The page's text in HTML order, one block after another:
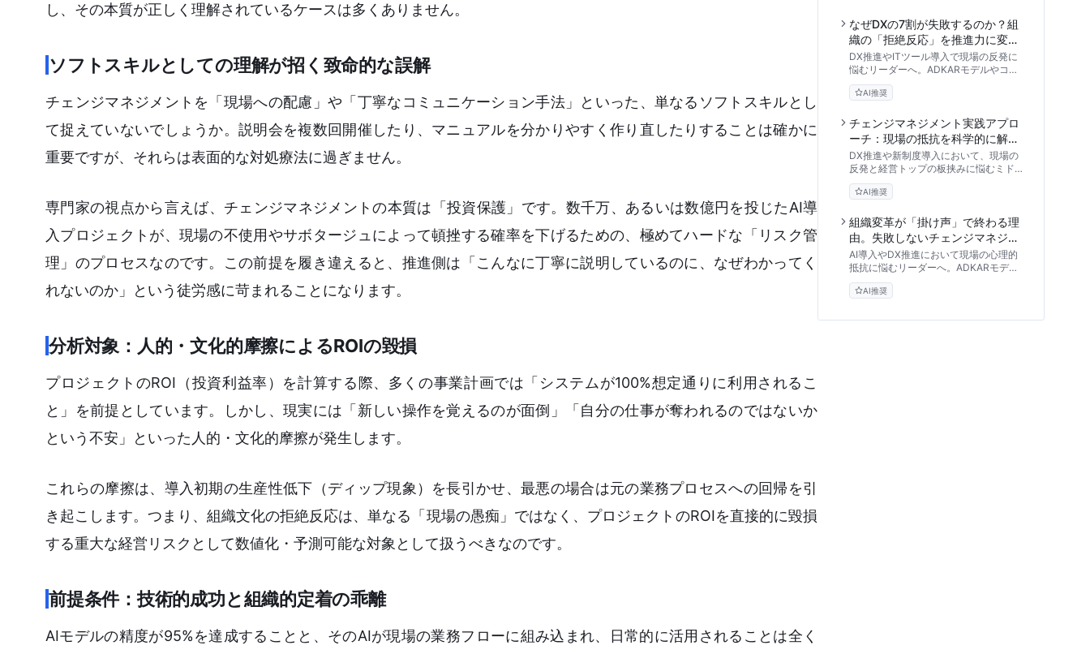
し、その本質が正しく理解されているケースは多くありません。
ソフトスキルとしての理解が招く致命的な誤解
チェンジマネジメントを「現場への配慮」や「丁寧なコミュニケーション手法」といった、単なるソフトスキルとし
て捉えていないでしょうか。説明会を複数回開催したり、マニュアルを分かりやすく作り直したりすることは確かに
重要ですが、それらは表面的な対処療法に過ぎません。
専門家の視点から言えば、チェンジマネジメントの本質は「投資保護」です。数千万、あるいは数億円を投じたAI導
入プロジェクトが、現場の不使用やサボタージュによって頓挫する確率を下げるための、極めてハードな「リスク管
理」のプロセスなのです。この前提を履き違えると、推進側は「こんなに丁寧に説明しているのに、なぜわかってく
れないのか」という徒労感に苛まれることになります。
分析対象：人的・文化的摩擦によるROIの毀損
プロジェクトのROI（投資利益率）を計算する際、多くの事業計画では「システムが100%想定通りに利用されるこ
と」を前提としています。しかし、現実には「新しい操作を覚えるのが面倒」「自分の仕事が奪われるのではないか
という不安」といった人的・文化的摩擦が発生します。
これらの摩擦は、導入初期の生産性低下（ディップ現象）を長引かせ、最悪の場合は元の業務プロセスへの回帰を引
き起こします。つまり、組織文化の拒絶反応は、単なる「現場の愚痴」ではなく、プロジェクトのROIを直接的に毀損
する重大な経営リスクとして数値化・予測可能な対象として扱うべきなのです。
前提条件：技術的成功と組織的定着の乖離
AIモデルの精度が95%を達成することと、そのAIが現場の業務フローに組み込まれ、日常的に活用されることは全く
なぜDXの7割が失敗するのか？組
織の「拒絶反応」を推進力に変え
るチェンジマネジメントの真価と
手法比較
DX推進やITツール導入で現場の反発に
悩むリーダーへ。ADKARモデルやコッ
ターの8段階など、代表的なチェンジマ
ネジメント手法のメリット・デメリット
絶反応を和らげ、プロジェクトのROIを
最大化するための体系的な実践アプロー
チと意思決定の基準を解説します。
AI推奨
チェンジマネジメント実践アプロ
ーチ：現場の抵抗を科学的に解明
し組織変革の停滞を打破する
DX推進や新制度導入において、現場の
反発と経営トップの板挟みに悩むミドル
マネジメントに向けたチェンジマネジメ
ントの活用ガイド。組織心理学や
体を解明し、精神論に頼らない具体的な
解決策を提示します。
AI推奨
組織変革が「掛け声」で終わる理
由。失敗しないチェンジマネジメ
ント支援の選び方
AI導入やDX推進において現場の心理的
抵抗に悩むリーダーへ。ADKARモデル
等の理論を実務に落とし込み、ROIを最
大化するチェンジマネジメント支援パー
底解説します。
AI推奨